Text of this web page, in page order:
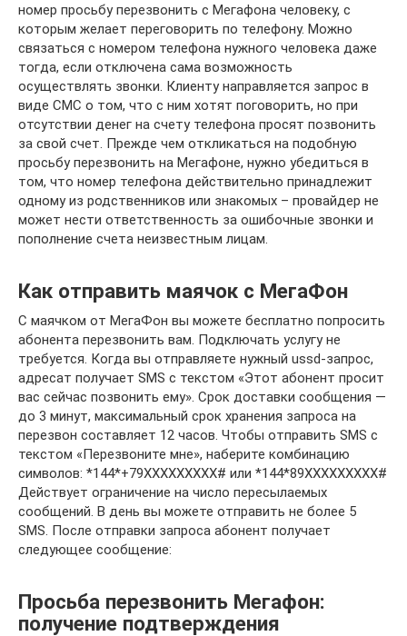
номер просьбу перезвонить с Мегафона человеку, с
которым желает переговорить по телефону. Можно
связаться с номером телефона нужного человека даже
тогда, если отключена сама возможность
осуществлять звонки. Клиенту направляется запрос в
виде СМС о том, что с ним хотят поговорить, но при
отсутствии денег на счету телефона просят позвонить
за свой счет. Прежде чем откликаться на подобную
просьбу перезвонить на Мегафоне, нужно убедиться в
том, что номер телефона действительно принадлежит
одному из родственников или знакомых – провайдер не
может нести ответственность за ошибочные звонки и
пополнение счета неизвестным лицам.
Как отправить маячок с МегаФон
С маячком от МегаФон вы можете бесплатно попросить
абонента перезвонить вам. Подключать услугу не
требуется. Когда вы отправляете нужный ussd-запрос,
адресат получает SMS с текстом «Этот абонент просит
вас сейчас позвонить ему». Срок доставки сообщения —
до 3 минут, максимальный срок хранения запроса на
перезвон составляет 12 часов. Чтобы отправить SMS с
текстом «Перезвоните мне», наберите комбинацию
символов: *144*+79XXXXXXXXX# или *144*89XXXXXXXXX#
Действует ограничение на число пересылаемых
сообщений. В день вы можете отправить не более 5
SMS. После отправки запроса абонент получает
следующее сообщение:
Просьба перезвонить Мегафон:
получение подтверждения